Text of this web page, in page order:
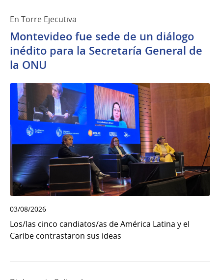
En Torre Ejecutiva
Montevideo fue sede de un diálogo
inédito para la Secretaría General de
la ONU
03/08/2026
Los/las cinco candiatos/as de América Latina y el
Caribe contrastaron sus ideas